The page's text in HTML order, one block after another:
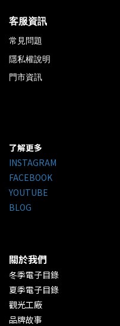
客服資訊
常見問題
隱私權說明
門市資訊
了解更多
INSTAGRAM
FACEBOOK
YOUTUBE
BLOG
關於我們
冬季電子目錄
夏季電子目錄
觀光工廠
品牌故事